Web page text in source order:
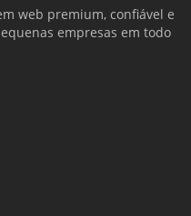
web premium, confiável e
empresas em todo